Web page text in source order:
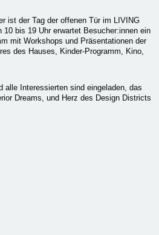
ist der Tag der offenen Tür im LIVING
10 bis 19 Uhr erwartet Besucher:innen ein
mit Workshops und Präsentationen der
des Hauses, Kinder-Programm, Kino,
alle Interessierten sind eingeladen, das
Dreams, und Herz des Design Districts